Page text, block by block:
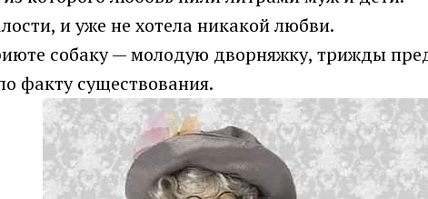
и уже не хотела никакой любви.
собаку — молодую дворняжку, трижды
фaкту сущeствования.